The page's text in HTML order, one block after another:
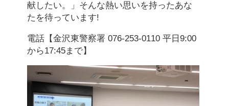
献したい。」そんな熱い思いを持ったあな
たを待っています!
電話【金沢東警察署 076-253-0110 平日9:00
から17:45まで】